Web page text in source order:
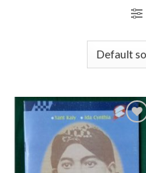
Add to
wishlist